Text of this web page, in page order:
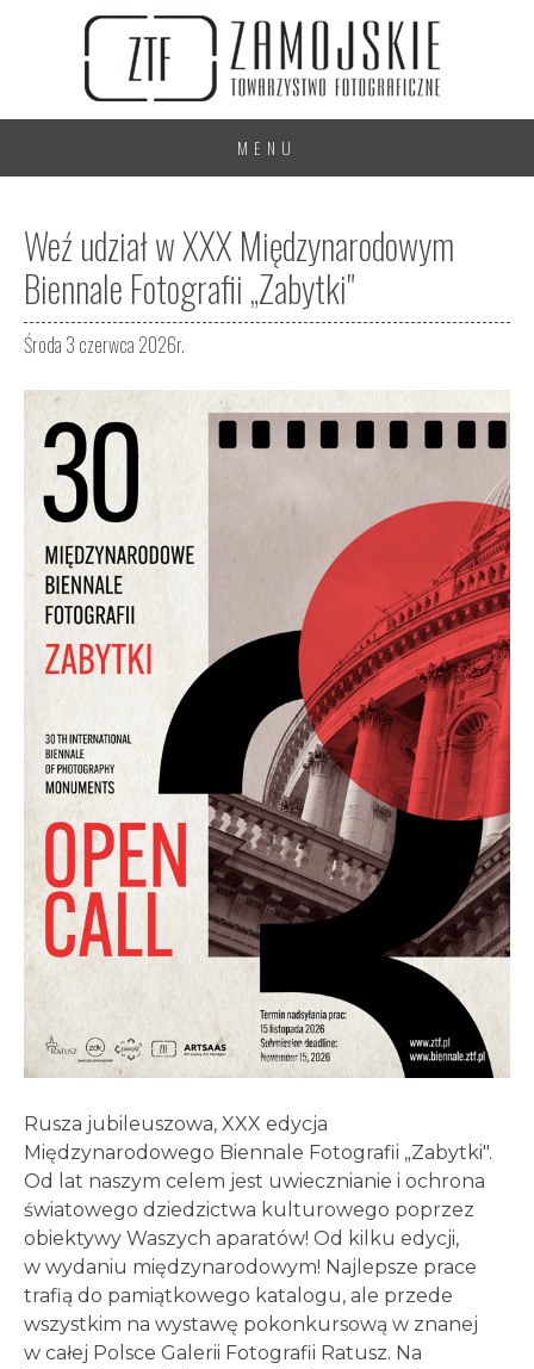
MENU
Weź udział w XXX Międzynarodowym
Biennale Fotografii „Zabytki"
Środa 3 czerwca 2026r.
Rusza jubileuszowa, XXX edycja
Międzynarodowego Biennale Fotografii „Zabytki".
Od lat naszym celem jest uwiecznianie i ochrona
światowego dziedzictwa kulturowego poprzez
obiektywy Waszych aparatów! Od kilku edycji,
w wydaniu międzynarodowym! Najlepsze prace
trafią do pamiątkowego katalogu, ale przede
wszystkim na wystawę pokonkursową w znanej
w całej Polsce Galerii Fotografii Ratusz. Na